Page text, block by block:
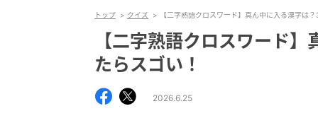
トップ クイズ 【二字熟語クロスワード】真ん中に入る漢字は
【二字熟語クロスワード
たらスゴい！
2026.6.25